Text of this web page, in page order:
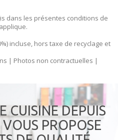
dans les présentes conditions de
incluse, hors taxe de recyclage et
| Photos non contractuelles |
CUISINE DEPUIS
PROPOSE